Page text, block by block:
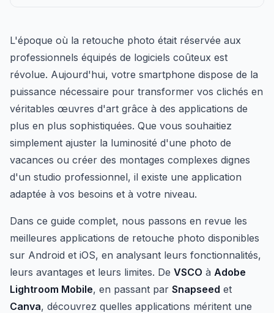
L'époque où la retouche photo était réservée aux
professionnels équipés de logiciels coûteux est
révolue. Aujourd'hui, votre smartphone dispose de la
puissance nécessaire pour transformer vos clichés en
véritables œuvres d'art grâce à des applications de
plus en plus sophistiquées. Que vous souhaitiez
simplement ajuster la luminosité d'une photo de
vacances ou créer des montages complexes dignes
d'un studio professionnel, il existe une application
adaptée à vos besoins et à votre niveau.
Dans ce guide complet, nous passons en revue les
meilleures applications de retouche photo disponibles
sur Android et iOS, en analysant leurs fonctionnalités,
leurs avantages et leurs limites. De VSCO à Adobe
Lightroom Mobile, en passant par Snapseed et
Canva, découvrez quelles applications méritent une